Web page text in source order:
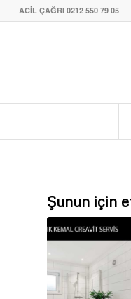
ACİL ÇAĞRI 0212 550 79 05
Şunun için